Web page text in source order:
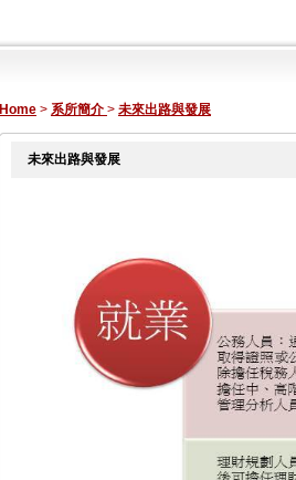
Home > 系所簡介 > 未來出路與發展
未來出路與發展